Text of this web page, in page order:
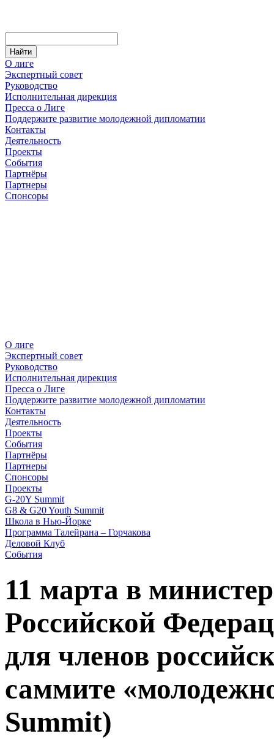
О лиге
Экспертный совет
Руководство
Исполнительная дирекция
Пресса о Лиге
Поддержите развитие молодежной дипломатии
Контакты
Деятельность
Проекты
События
Партнёры
Партнеры
Спонсоры
О лиге
Экспертный совет
Руководство
Исполнительная дирекция
Пресса о Лиге
Поддержите развитие молодежной дипломатии
Контакты
Деятельность
Проекты
События
Партнёры
Партнеры
Спонсоры
Проекты
G-20Y Summit
G8 & G20 Youth Summit
Школа в Нью-Йорке
Программа Талейрана – Горчакова
Деловой Клуб
События
11 марта в
Российской
для членов
саммите
Summit)